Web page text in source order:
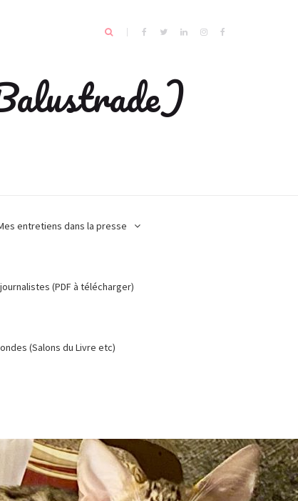
entretiens dans la presse
(PDF à télécharger)
(Salons du Livre etc)